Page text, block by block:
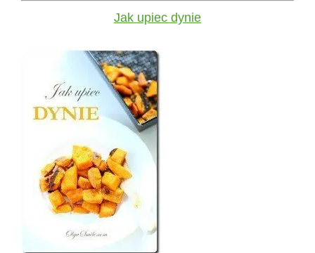
Jak upiec dynie